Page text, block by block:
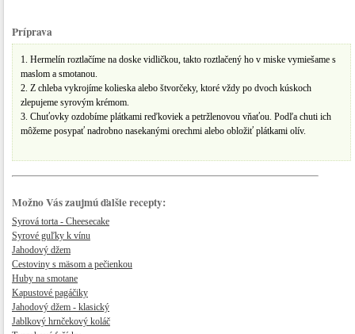
Príprava
1. Hermelín roztlačíme na doske vidličkou, takto roztlačený ho v miske vymiešame s
maslom a smotanou.
2. Z chleba vykrojíme kolieska alebo štvorčeky, ktoré vždy po dvoch kúskoch
zlepujeme syrovým krémom.
3. Chuťovky ozdobíme plátkami reďkoviek a petržlenovou vňaťou. Podľa chuti ich
môžeme posypať nadrobno nasekanými orechmi alebo obložiť plátkami olív.
Možno Vás zaujmú ďalšie recepty:
Syrová torta - Cheesecake
Syrové guľky k vínu
Jahodový džem
Cestoviny s mäsom a pečienkou
Huby na smotane
Kapustové pagáčiky
Jahodový džem - klasický
Jablkový hrnčekový koláč